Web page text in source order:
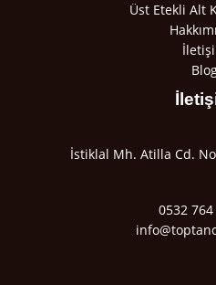
Üst Etekli Alt
İstiklal Mh. Atilla Cd.
0532